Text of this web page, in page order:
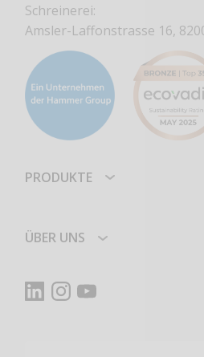
Schreinerei:
Amsler-Laffonstrasse 16,
PRODUKTE
ÜBER UNS